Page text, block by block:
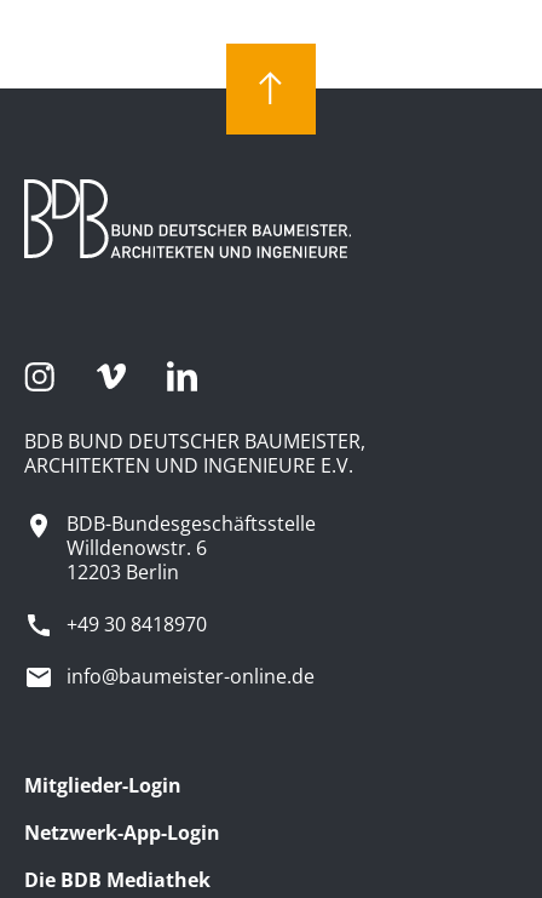
BDB BUND DEUTSCHER BAUMEISTER,
ARCHITEKTEN UND INGENIEURE E.V.
BDB-Bundesgeschäftsstelle
Willdenowstr. 6
12203 Berlin
+49 30 8418970
info@baumeister-online.de
Mitglieder-Login
Netzwerk-App-Login
Die BDB Mediathek